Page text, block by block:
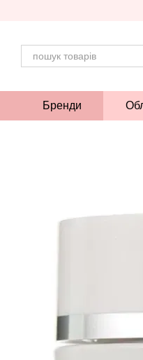
Бренди